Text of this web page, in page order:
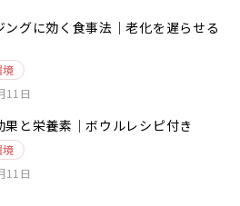
ングに効く食事法｜老化を遅らせる
境
11日
果と栄養素｜ボウルレシピ付き
境
11日